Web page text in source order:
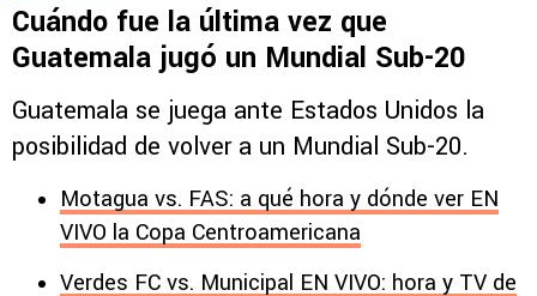
Cuándo fue la última vez que
Guatemala jugó un Mundial Sub-20
Guatemala se juega ante Estados Unidos la
posibilidad de volver a un Mundial Sub-20.
Motagua vs. FAS: a qué hora y dónde ver EN
VIVO la Copa Centroamericana
Verdes FC vs. Municipal EN VIVO: hora y TV de